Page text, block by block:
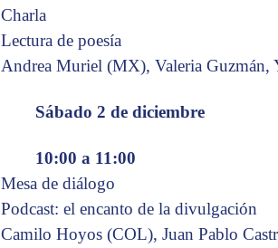
Charla
Lectura de poesía
Andrea Muriel (MX), Valeria Guzmán,
Sábado 2 de diciembre
10:00 a 11:00
Mesa de diálogo
Podcast: el encanto de la divulgación
Camilo Hoyos (COL), Juan Pablo